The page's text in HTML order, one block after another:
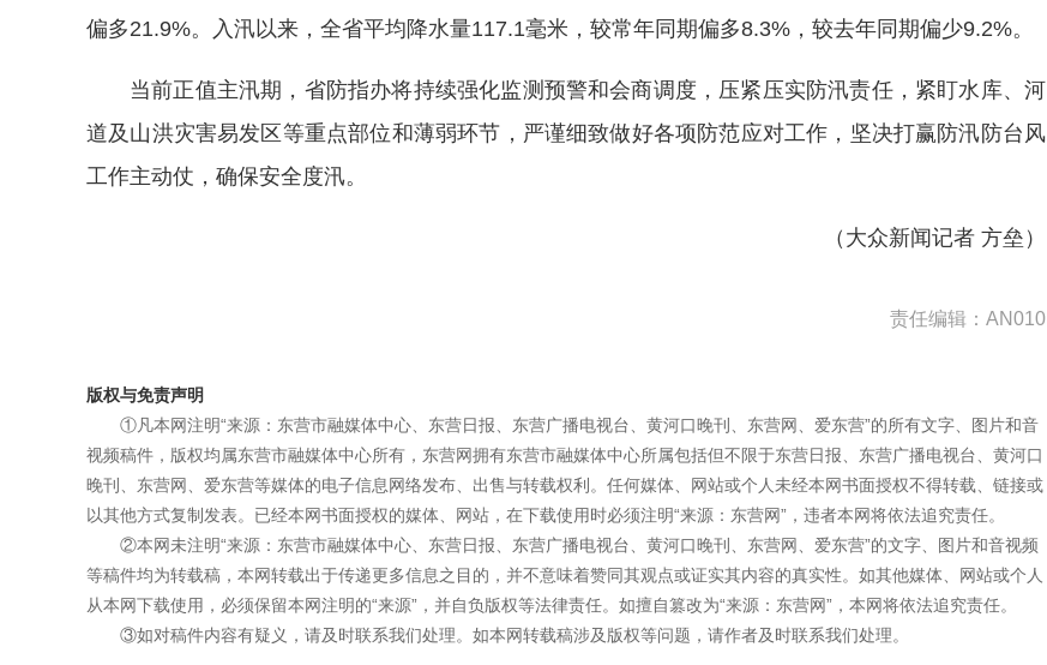
偏多21.9%。入汛以来，全省平均降水量117.1毫米，较常年同期偏多8.3%，较去年同期偏少9.2%。
当前正值主汛期，省防指办将持续强化监测预警和会商调度，压紧压实防汛责任，紧盯水库、河
道及山洪灾害易发区等重点部位和薄弱环节，严谨细致做好各项防范应对工作，坚决打赢防汛防台风
工作主动仗，确保安全度汛。
（大众新闻记者 方垒）
责任编辑：AN010
版权与免责声明
①凡本网注明“来源：东营市融媒体中心、东营日报、东营广播电视台、黄河口晚刊、东营网、爱东营”的所有文字、图片和音
视频稿件，版权均属东营市融媒体中心所有，东营网拥有东营市融媒体中心所属包括但不限于东营日报、东营广播电视台、黄河口
晚刊、东营网、爱东营等媒体的电子信息网络发布、出售与转载权利。任何媒体、网站或个人未经本网书面授权不得转载、链接或
以其他方式复制发表。已经本网书面授权的媒体、网站，在下载使用时必须注明“来源：东营网”，违者本网将依法追究责任。
②本网未注明“来源：东营市融媒体中心、东营日报、东营广播电视台、黄河口晚刊、东营网、爱东营”的文字、图片和音视频
等稿件均为转载稿，本网转载出于传递更多信息之目的，并不意味着赞同其观点或证实其内容的真实性。如其他媒体、网站或个人
从本网下载使用，必须保留本网注明的“来源”，并自负版权等法律责任。如擅自篡改为“来源：东营网”，本网将依法追究责任。
③如对稿件内容有疑义，请及时联系我们处理。如本网转载稿涉及版权等问题，请作者及时联系我们处理。